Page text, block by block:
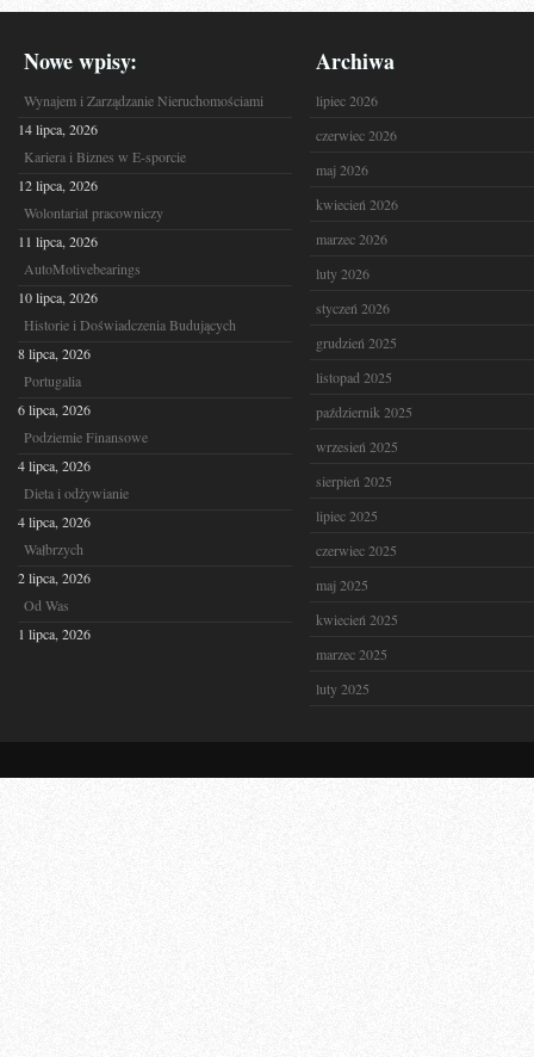
Nowe wpisy:
Wynajem i Zarządzanie Nieruchomościami
14 lipca, 2026
Kariera i Biznes w E-sporcie
12 lipca, 2026
Wolontariat pracowniczy
11 lipca, 2026
AutoMotivebearings
10 lipca, 2026
Historie i Doświadczenia Budujących
8 lipca, 2026
Portugalia
6 lipca, 2026
Podziemie Finansowe
4 lipca, 2026
Dieta i odżywianie
4 lipca, 2026
Wałbrzych
2 lipca, 2026
Od Was
1 lipca, 2026
Archiwa
lipiec 2026
czerwiec 2026
maj 2026
kwiecień 2026
marzec 2026
luty 2026
styczeń 2026
grudzień 2025
listopad 2025
październik 2025
wrzesień 2025
sierpień 2025
lipiec 2025
czerwiec 2025
maj 2025
kwiecień 2025
marzec 2025
luty 2025